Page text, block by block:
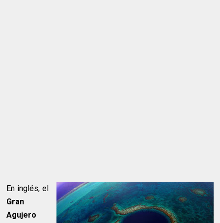
En inglés, el
Gran
Agujero